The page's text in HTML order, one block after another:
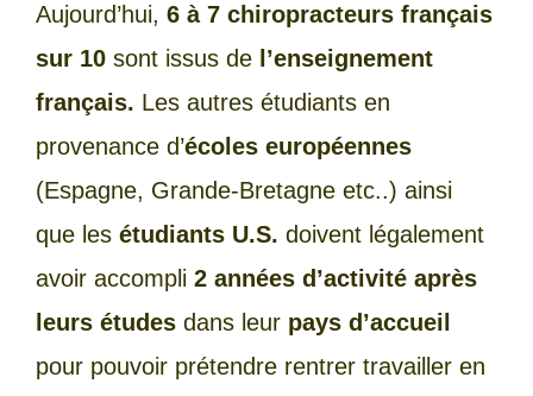
Aujourd’hui, 6 à 7 chiropracteurs français
sur 10 sont issus de l’enseignement
français. Les autres étudiants en
provenance d’écoles européennes
(Espagne, Grande-Bretagne etc..) ainsi
que les étudiants U.S. doivent légalement
avoir accompli 2 années d’activité après
leurs études dans leur pays d’accueil
pour pouvoir prétendre rentrer travailler en